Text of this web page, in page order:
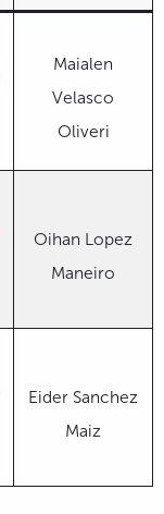
Maialen
Velasco
Oliveri
Oihan Lopez
Maneiro
Eider Sanchez
Maiz